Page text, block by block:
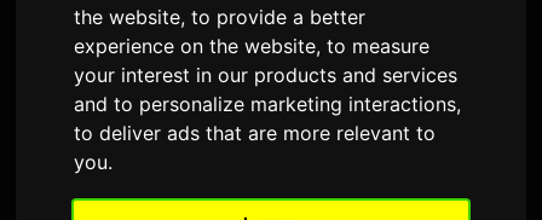
the website,to provide a better
experience on the website,to measure
your interest in our products and services
and to personalize marketing interactions,
to deliver ads that are more relevant to
you.
Seri Novel Spin-Off
Evangelion ANIMA
Diluncurkan sebagai Buku
Audio
OlehSam
8 Juli 2026